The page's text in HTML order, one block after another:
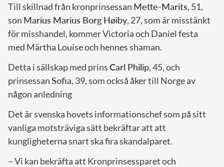
Till skillnad från kronprinsessan Mette-Marits, 51,
son Marius Marius Borg Høiby, 27, som är misstänkt
för misshandel, kommer Victoria och Daniel festa
med Märtha Louise och hennes shaman.
Detta i sällskap med prinsCarl Philip, 45, och
prinsessanSofia, 39, som också åker till Norge av
någon anledning
Det är svenska hovets informationschef som på sitt
vanliga motsträviga sätt bekräftar att att
kungligheterna snart ska fira skandalparet.
– Vi kan bekräfta att Kronprinsessparet och